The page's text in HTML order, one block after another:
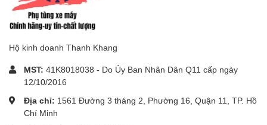
Hộ kinh doanh Thanh Khang
MST: 41K8018038 - Do Ủy Ban Nhân Dân Q11 cấp ngày
12/10/2016
Địa chỉ: 1561 Đường 3 tháng 2, Phường 16, Quận 11, TP. Hồ
Chí Minh